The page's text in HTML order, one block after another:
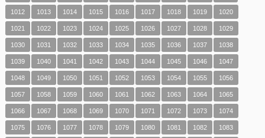
1012 1013 1014 1015 1016 1017 1018 1019 1020
1021 1022 1023 1024 1025 1026 1027 1028 1029
1030 1031 1032 1033 1034 1035 1036 1037 1038
1039 1040 1041 1042 1043 1044 1045 1046 1047
1048 1049 1050 1051 1052 1053 1054 1055 1056
1057 1058 1059 1060 1061 1062 1063 1064 1065
1066 1067 1068 1069 1070 1071 1072 1073 1074
1075 1076 1077 1078 1079 1080 1081 1082 1083